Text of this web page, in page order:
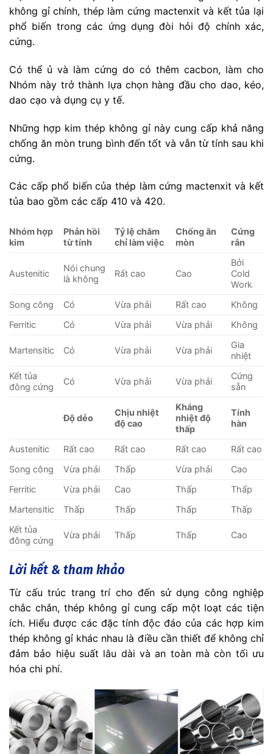
không gỉ chính, thép làm cứng mactenxit và kết tủa lại
phổ biến trong các ứng dụng đòi hỏi độ chính xác,
cứng.
Có thể ủ và làm cứng do có thêm cacbon, làm cho
Nhóm này trở thành lựa chọn hàng đầu cho dao, kéo,
dao cạo và dụng cụ y tế.
Những hợp kim thép không gỉ này cung cấp khả năng
chống ăn mòn trung bình đến tốt và vẫn từ tính sau khi
cứng.
Các cấp phổ biến của thép làm cứng mactenxit và kết
tủa bao gồm các cấp 410 và 420.
Nhóm hợp
kim
Phản hồi
từ tính
Tỷ lệ chăm
chỉ làm việc
Chống ăn
mòn
Cứng
rắn
Austenitic
Nói chung
là không
Rất cao Cao
Bởi
Cold
Work
Song công
Có Vừa phải Rất cao
Không
Ferritic
Có Vừa phải Vừa phải Không
Martensitic Có Vừa phải Vừa phải
Gia
nhiệt
Kết tủa
đông cứng
Có Vừa phải Vừa phải
Cứng
sẵn
Độ dẻo
Chịu nhiệt
độ cao
Kháng
nhiệt độ
thấp
Tính
hàn
Austenitic Rất cao Rất cao Rất cao
Rất cao
Song công
Vừa phải Thấp Vừa phải
Cao
Ferritic
Vừa phải Cao Thấp
Thấp
Martensitic
Thấp Thấp Thấp
Thấp
Kết tủa
đông cứng
Vừa phải Thấp Thấp Cao
Lời kết & tham khảo
Từ cấu trúc trang trí cho đến sử dụng công nghiệp
chắc chắn, thép không gỉ cung cấp một loạt các tiện
ích. Hiểu được các đặc tính độc đáo của các hợp kim
thép không gỉ khác nhau là điều cần thiết để không chỉ
đảm bảo hiệu suất lâu dài và an toàn mà còn tối ưu
hóa chi phí.